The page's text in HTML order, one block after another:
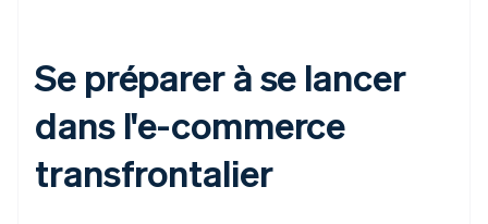
Se préparer à se lancer
dans l'e-commerce
transfrontalier